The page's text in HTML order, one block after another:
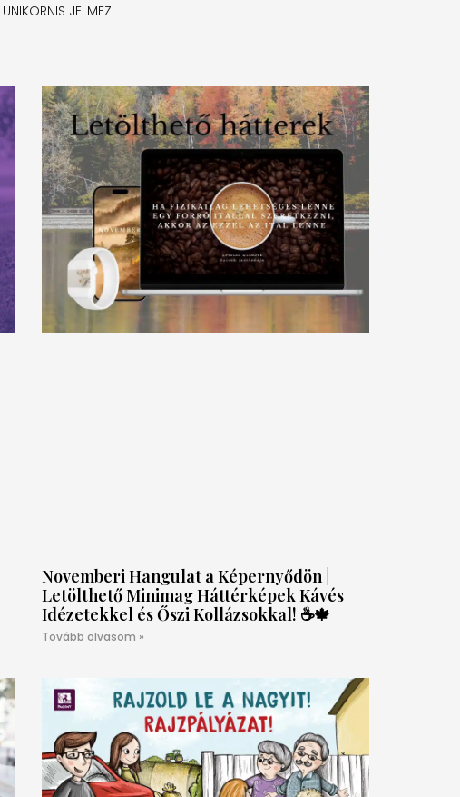
UNIKORNIS JELMEZ
Novemberi Hangulat a Képernyődön |
Letölthető Minimag Háttérképek Kávés
Idézetekkel és Őszi Kollázsokkal! ☕🍁
Tovább olvasom »